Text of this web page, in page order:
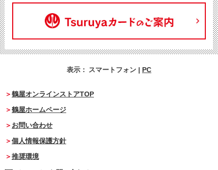
表示： スマートフォン | PC
鶴屋オンラインストアTOP
鶴屋ホームページ
お問い合わせ
個人情報保護方針
推奨環境